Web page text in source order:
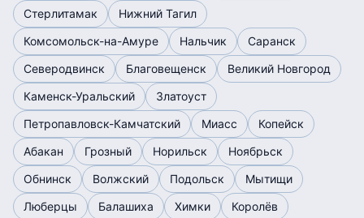
Стерлитамак
Нижний Тагил
Комсомольск-на-Амуре
Нальчик
Саранск
Северодвинск
Благовещенск
Великий Новгород
Каменск-Уральский
Златоуст
Петропавловск-Камчатский
Миасс
Копейск
Абакан
Грозный Норильск
Ноябрьск
Обнинск
Волжский Подольск
Мытищи
Люберцы
Балашиха Химки
Королёв